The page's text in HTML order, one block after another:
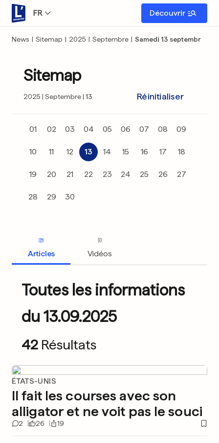
FR Découvrir
News | Sitemap | 2025 | Septembre | Samedi 13 septembre
Sitemap
2025 Septembre 13 Réinitialiser
01 02 03 04 05 06 07 08 09
10 11 12 13 14 15 16 17 18
19 20 21 22 23 24 25 26 27
28 29 30
Articles Vidéos
Toutes les informations
du 13.09.2025
42 Résultats
ÉTATS-UNIS
Il fait les courses avec son
alligator et ne voit pas le souci
2 26 19